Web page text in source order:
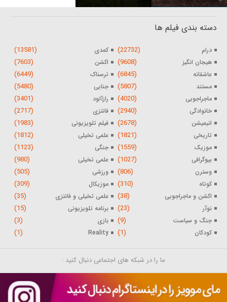
دسته بندی فیلم ها
درام (22732) کمدی (13581)
هیجان انگیز (9608) اکشن (7603)
عاشقانه (6845) ترسناک (6449)
مستند (5807) جنایی (5480)
ماجراجویی (4020) رازآلود (3401)
خانوادگی (2940) فانتزی (2717)
انیمیشن (2678) فیلم تلویزیونی (1983)
تاریخی (1821) علمی تخیلی (1812)
موزیک (1559) جنگی (1123)
بیوگرافی (1027) علمی تخیلی (980)
وسترن (806) ورزشی (505)
کوتاه (310) موزیکال (309)
اکشن و ماجراجویی (38) علمی تخیلی و فانتزی (35)
نوآر (23) برنامه تلویزیونی (15)
جنگ و سیاست (9) بازی (3)
کودکان (1)
Reality
(1)
ما را در شبکه های اجتماعی دنبال کنید :